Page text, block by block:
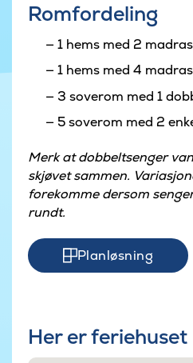
Romfordeling
1 hems med 2
1 hems med 4
3 soverom med 1
5 soverom med 2
Merk at dobbeltsenger
skjøvet sammen.
forekomme dersom
rundt.
Planløsning
Her er feriehuset